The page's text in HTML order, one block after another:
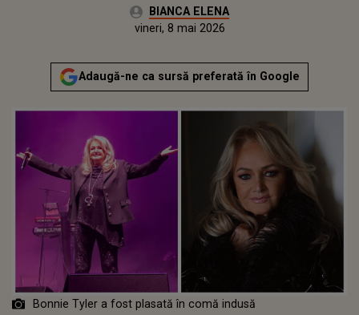
Autor:BIANCA ELENA
Publicat:
vineri, 8 mai 2026
Adaugă-ne ca sursă preferată în Google
Bonnie Tyler a fost plasată în comă indusă